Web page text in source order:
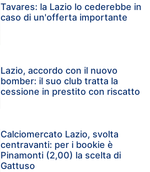
Tavares: la Lazio lo cederebbe in
caso di un'offerta importante
Lazio, accordo con il nuovo
bomber: il suo club tratta la
cessione in prestito con riscatto
Calciomercato Lazio, svolta
centravanti: per i bookie è
Pinamonti (2,00) la scelta di
Gattuso